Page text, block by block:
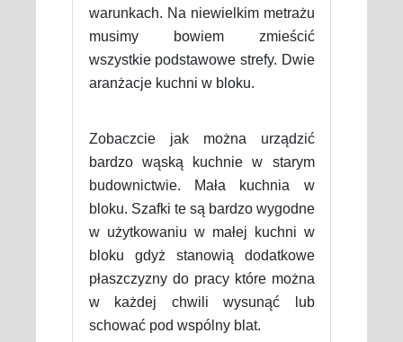
warunkach. Na niewielkim metrażu
musimy bowiem zmieścić
wszystkie podstawowe strefy. Dwie
aranżacje kuchni w bloku.
Zobaczcie jak można urządzić
bardzo wąską kuchnie w starym
budownictwie. Mała kuchnia w
bloku. Szafki te są bardzo wygodne
w użytkowaniu w małej kuchni w
bloku gdyż stanowią dodatkowe
płaszczyzny do pracy które można
w każdej chwili wysunąć lub
schować pod wspólny blat.